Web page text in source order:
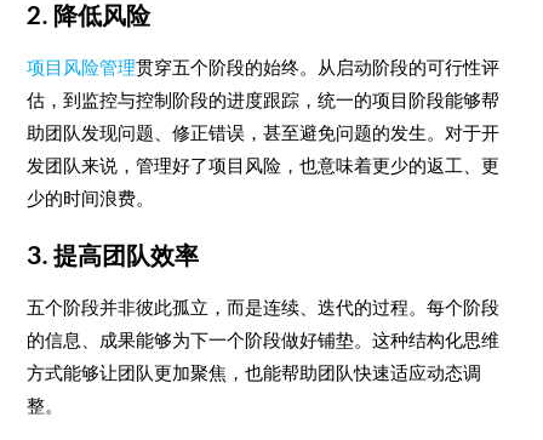
2. 降低风险
项目风险管理贯穿五个阶段的始终。从启动阶段的可行性评
估，到监控与控制阶段的进度跟踪，统一的项目阶段能够帮
助团队发现问题、修正错误，甚至避免问题的发生。对于开
发团队来说，管理好了项目风险，也意味着更少的返工、更
少的时间浪费。
3. 提高团队效率
五个阶段并非彼此孤立，而是连续、迭代的过程。每个阶段
的信息、成果能够为下一个阶段做好铺垫。这种结构化思维
方式能够让团队更加聚焦，也能帮助团队快速适应动态调
整。